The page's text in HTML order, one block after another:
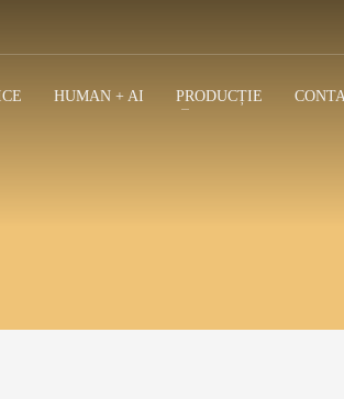
HUMAN + AI PRODUCȚIE